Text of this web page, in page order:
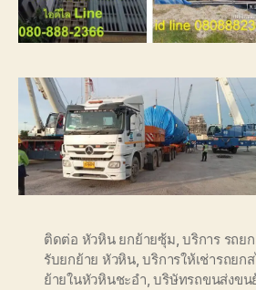
ติดต่อ หัวหิน ยกย้ายซุ้ม,บริการ รถย
รับยกย้าย หัวหิน,บริการให้เช่ารถยก
ย้ายในหัวหินชะอำ,บริษัทรถขนส่งขน